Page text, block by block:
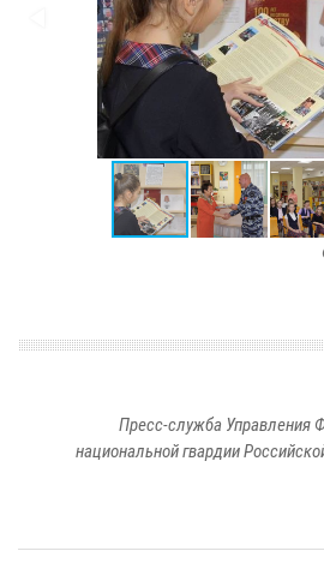
Пресс-служба Управления
национальной гвардии